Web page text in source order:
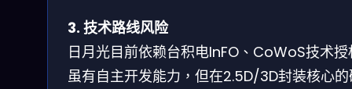
3. 技术路线风险
日月光目前依赖台积电InFO、CoWoS技术授
虽有自主开发能力，但在2.5D/3D封装核心